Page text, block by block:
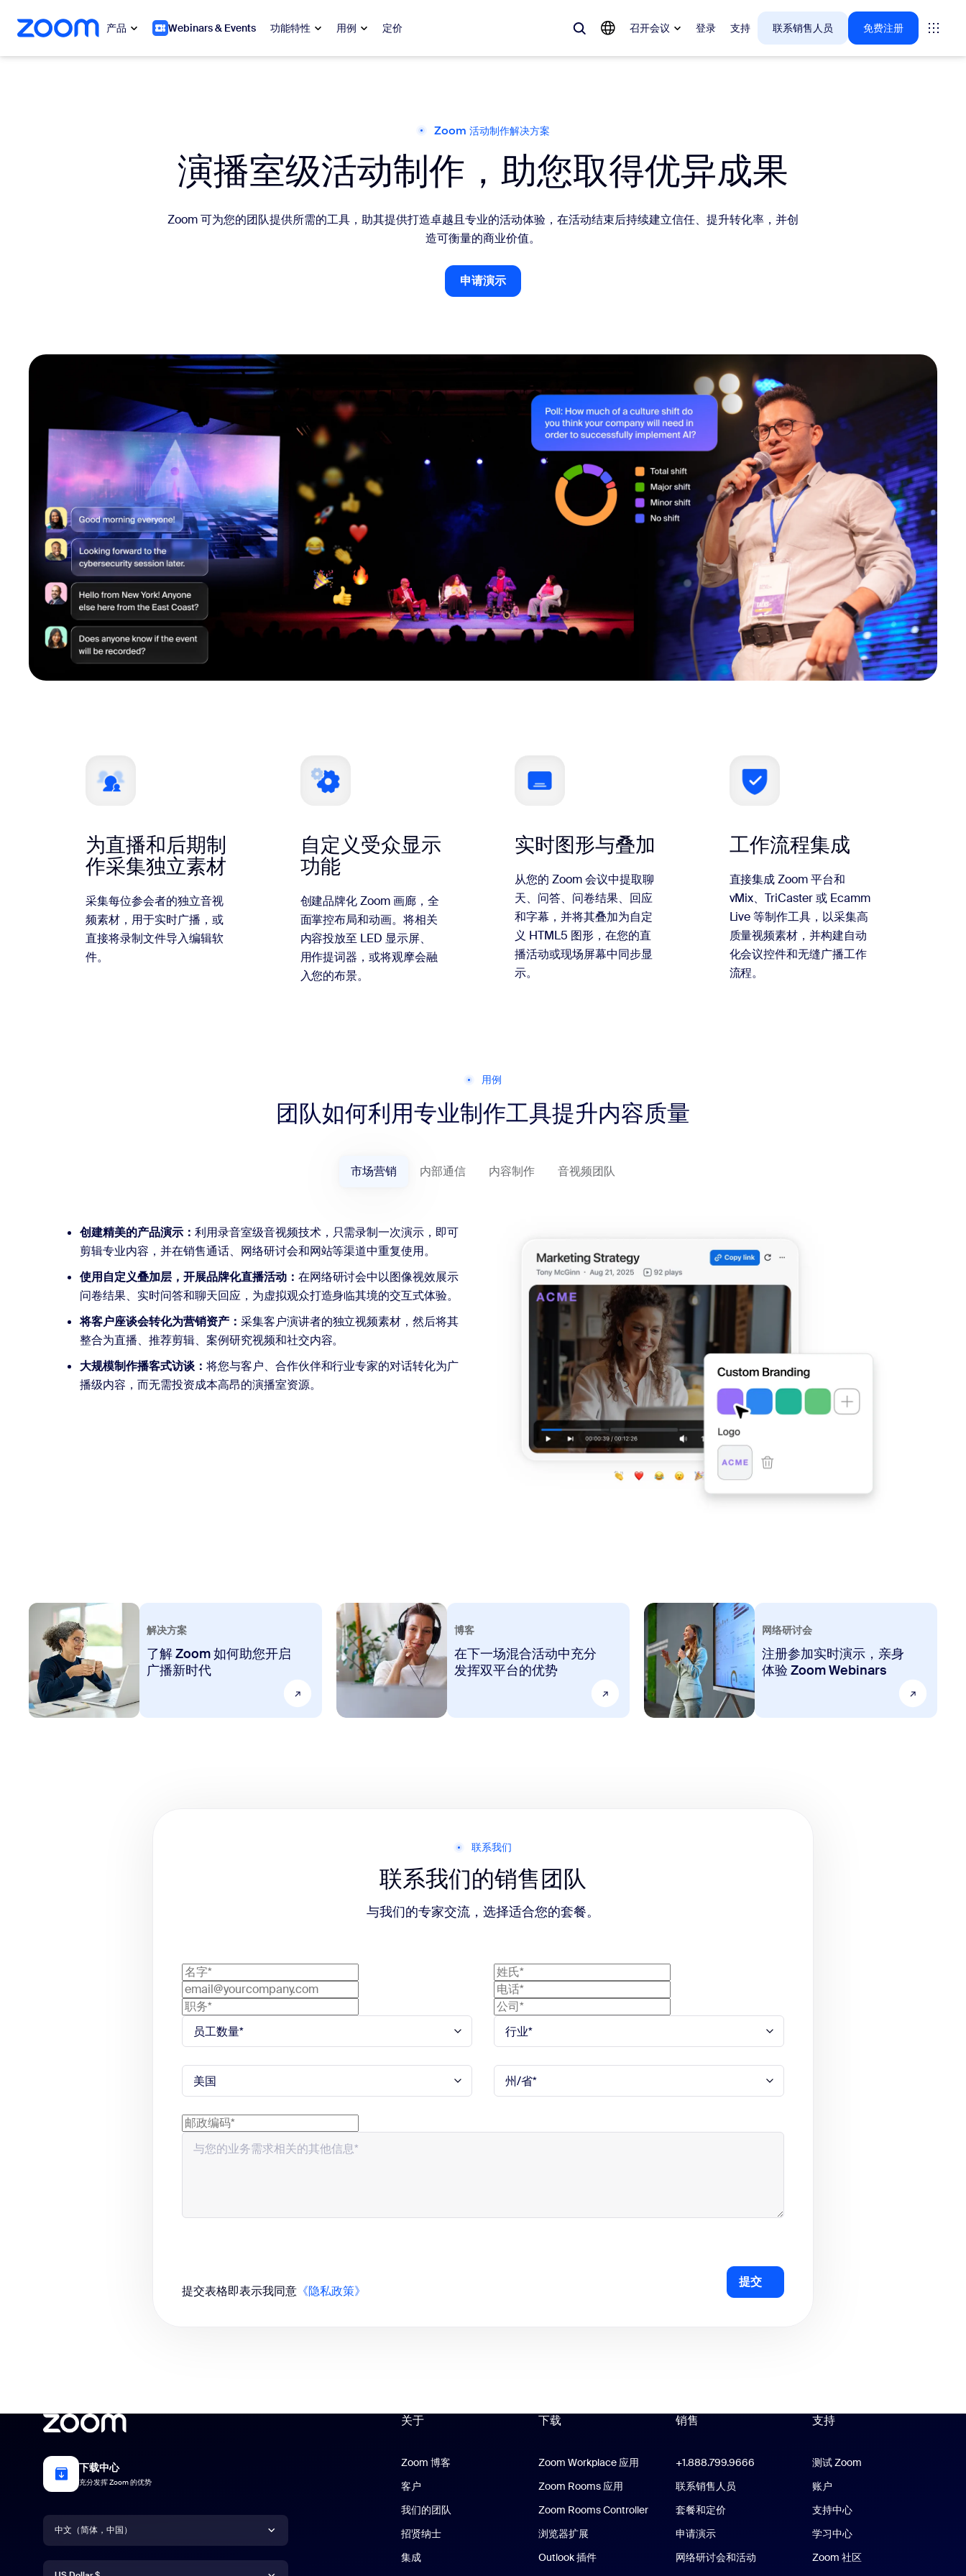
至主要内容
至帮助聊天 产品 Webinars & Events 功能特性 用例 定价 召开会议 登录 支持 联系销售人员 免费注册
My Notes Meetings
ZoomMate Rooms
Phone Canvas
Zoom 活动制作解决方案
演播室级活动制作，助您取得优异成果
Zoom 可为您的团队提供所需的工具，助其提供打造卓越且专业的活动体验，在活动结束后持续建立信任、提升转化率，并创
造可衡量的商业价值。
申请演示
申请演示
为直播和后期制
作采集独立素材
采集每位参会者的独立音视
频素材，用于实时广播，或
直接将录制文件导入编辑软
件。
自定义受众显示
功能
创建品牌化 Zoom 画廊，全
面掌控布局和动画。将相关
内容投放至 LED 显示屏、
用作提词器，或将观摩会融
入您的布景。
实时图形与叠加
从您的 Zoom 会议中提取聊
天、问答、问卷结果、回应
和字幕，并将其叠加为自定
义 HTML5 图形，在您的直
播活动或现场屏幕中同步显
示。
工作流程集成
直接集成 Zoom 平台和
vMix、TriCaster 或 Ecamm
Live 等制作工具，以采集高
质量视频素材，并构建自动
化会议控件和无缝广播工作
流程。
用例
团队如何利用专业制作工具提升内容质量
市场营销 内部通信 内容制作 音视频团队
创建精美的产品演示： 利用录音室级音视频技术，只需录制一次演示，即可
剪辑专业内容，并在销售通话、网络研讨会和网站等渠道中重复使用。
使用自定义叠加层，开展品牌化直播活动： 在网络研讨会中以图像视效展示
问卷结果、实时问答和聊天回应，为虚拟观众打造身临其境的交互式体验。
将客户座谈会转化为营销资产： 采集客户演讲者的独立视频素材，然后将其
整合为直播、推荐剪辑、案例研究视频和社交内容。
大规模制作播客式访谈： 将您与客户、合作伙伴和行业专家的对话转化为广
播级内容，而无需投资成本高昂的演播室资源。
解决方案
了解 Zoom 如何助您开启
广播新时代
博客
在下一场混合活动中充分
发挥双平台的优势
网络研讨会
注册参加实时演示，亲身
体验 Zoom Webinars
联系我们
联系我们的销售团队
与我们的专家交流，选择适合您的套餐。
提交表格即表示我同意《隐私政策》
提交
下载中心
充分发挥 Zoom 的优势
语言
中文（简体，中国）
Deutsch
货币
关于
Zoom 博客
客户
我们的团队
招贤纳士
集成
下载
Zoom Workplace 应用 Zoom Workplace 应用
Zoom Rooms 应用 Zoom Rooms 应用
Zoom Rooms Controller
浏览器扩展
Outlook 插件
销售
+1.888.799.9666
联系销售人员
套餐和定价
申请演示
网络研讨会和活动
支持
支持
测试 Zoom
账户
支持中心
学习中心
Zoom 社区